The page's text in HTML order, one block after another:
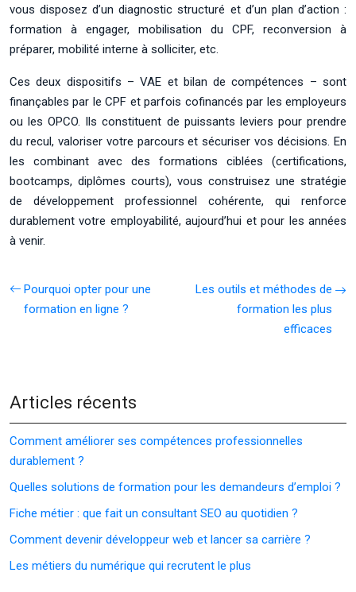
vous disposez d’un diagnostic structuré et d’un plan d’action :
formation à engager, mobilisation du CPF, reconversion à
préparer, mobilité interne à solliciter, etc.
Ces deux dispositifs – VAE et bilan de compétences – sont
finançables par le CPF et parfois cofinancés par les employeurs
ou les OPCO. Ils constituent de puissants leviers pour prendre
du recul, valoriser votre parcours et sécuriser vos décisions. En
les combinant avec des formations ciblées (certifications,
bootcamps, diplômes courts), vous construisez une stratégie
de développement professionnel cohérente, qui renforce
durablement votre employabilité, aujourd’hui et pour les années
à venir.
Pourquoi opter pour une
formation en ligne ?
Les outils et méthodes de
formation les plus
efficaces
Articles récents
Comment améliorer ses compétences professionnelles
durablement ?
Quelles solutions de formation pour les demandeurs d’emploi ?
Fiche métier : que fait un consultant SEO au quotidien ?
Comment devenir développeur web et lancer sa carrière ?
Les métiers du numérique qui recrutent le plus